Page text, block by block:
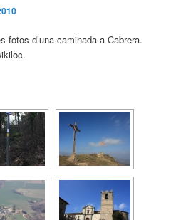
fotos d’una caminada a Cabrera.